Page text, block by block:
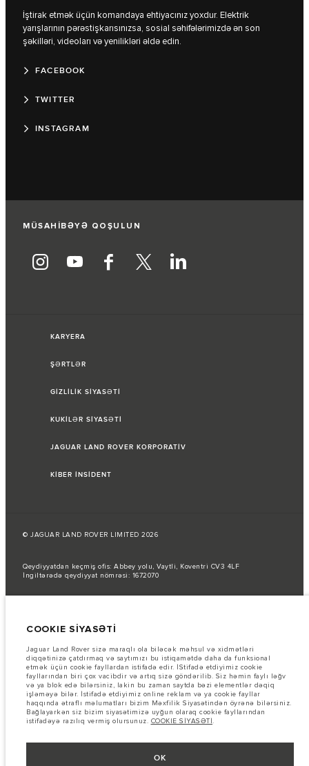
İştirak etmək üçün komandaya ehtiyacınız yoxdur. Elektrik
yarışlarının pərəstişkarısınızsa, sosial səhifələrimizdə ən son
şəkilləri, videoları və yenilikləri əldə edin.
FACEBOOK
TWITTER
INSTAGRAM
MÜSAHİBƏYƏ QOŞULUN
KARYERA
ŞƏRTLƏR
GİZLİLİK SİYASƏTİ
KUKİLƏR SİYASƏTİ
JAGUAR LAND ROVER KORPORATİV
KİBER İNSİDENT
© JAGUAR LAND ROVER LIMITED 2026
Qeydiyyatdan keçmiş ofis: Abbey yolu, Vaytli, Koventri CV3 4LF
İngiltərədə qeydiyyat nömrəsi: 1672070
Avtomobilin faktiki yanacaq sərfi belə testlərdən əldə edilən nəticələrdən
Şəkillər və spesifikasiyalar haqqında vacib qeyd.
Qlobal yarımkeçirici
çatışmazlığı hal-hazırda avtomobilin istehsal xüsusiyyətlərinə, seçimlərin
mövcudluğuna və istehsal müddətlərinə təsir göstərir. Bu, çox dinamik bir
vəziyyətdir və nəticədə hazırda veb-saytda istifadə edilən şəkillər,
funksiyalar, seçimlər, xüsusi işləmələr və rəng sxemləri üçün mövcud
spesifikasiyaları tam əks etdirməyə bilər. Zəhmət olmasa, hər hansı cari
məhdudiyyətlər barədə məlumat etmək üçün Satış mərkəzi ilə əlaqə
saxlayın.
asılı olaraq dəyişə və bildiriş olmadan dəyişdirilə bilər. Avtomobillərin
yerli bazarda mövcudluğu və qiymətlər üçün yerli dilerinizlə əlaqə
COOKIE SİYASƏTİ
Jaguar Land Rover sizə maraqlı ola biləcək məhsul və xidmətləri
diqqətinizə çatdırmaq və saytımızı bu istiqamətdə daha da funksional
etmək üçün cookie fayllardan istifadə edir. İStifadə etdiyimiz cookie
fayllarından biri çox vacibdir və artıq sizə göndərilib. Siz həmin faylı ləğv
və ya blok edə bilərsiniz, lakin bu zaman saytda bəzi elementlər dəqiq
işləməyə bilər. İstifadə etdiyimiz online reklam və ya cookie fayllar
haqqında ətraflı məlumatları bizim Məxfilik Siyasətindən öyrənə bilərsiniz.
Bağlayarkən siz bizim siyasətimizə uyğun olaraq cookie fayllarından
istifadəyə razılıq vermiş olursunuz. COOKIE SİYASƏTİ.
OK